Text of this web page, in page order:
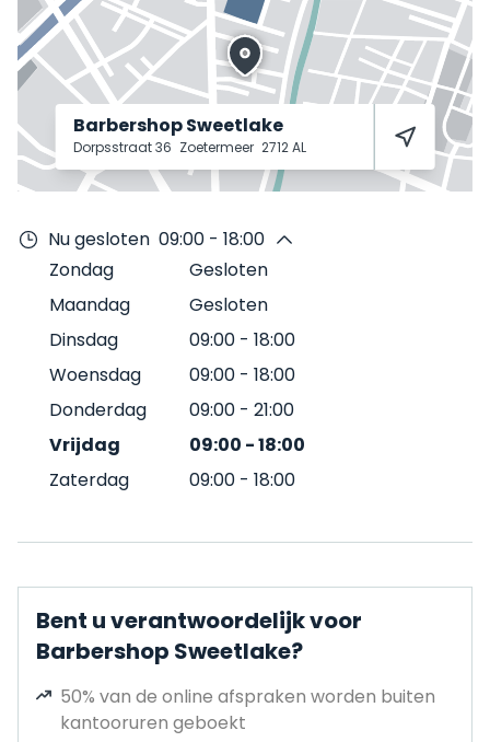
Barbershop Sweetlake
Dorpsstraat 36 Zoetermeer 2712 AL
Nu gesloten 09:00 - 18:00
Zondag
Gesloten
Maandag
Gesloten
Dinsdag
09:00 - 18:00
Woensdag
09:00 - 18:00
Donderdag
09:00 - 21:00
Vrijdag
09:00 -18:00
Zaterdag
09:00 - 18:00
Bent u verantwoordelijk voor
Barbershop Sweetlake?
50% van de online afspraken worden buiten
kantooruren geboekt